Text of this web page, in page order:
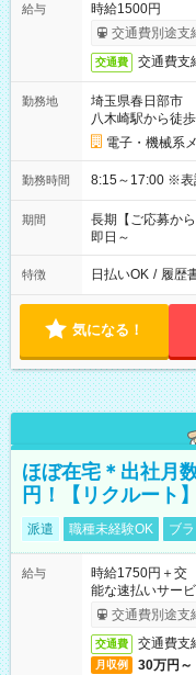
給与
時給1500円
交通費別途支
交通費 交通費支
勤務地
埼玉県春日部市
八木崎駅から徒
電子・機械系
勤務時間 8:15
期間
長期【ご応募か
即日～
特徴 日払いOK / 履歴
気になる！
ほぼ在宅＊出社月
円！【リクルート
派遣 職種未経験OK ブ
給与
時給1750円＋
能な速払いサー
交通費別途支
交通費 交通費支
月収例 30万円～